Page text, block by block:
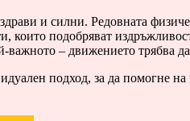
и силни. Редовната
подобряват
– движението трябва
подход, за да помогне